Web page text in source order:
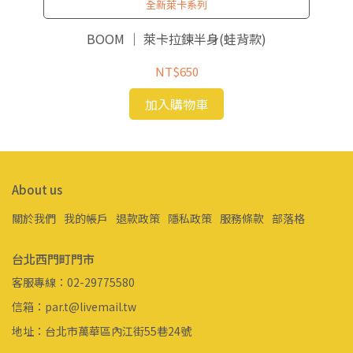
全新萊卡系列
BOOM ｜ 萊卡拉鍊半身(蛙背款)
NT$650
加入購物車
About us
關於我們 我的帳戶 退款政策 隱私政策 服務條款 部落格
台北西門町門市
客服專線：02-29775580
信箱：par.t@livemail.tw
地址：台北市萬華區內江街55巷24號